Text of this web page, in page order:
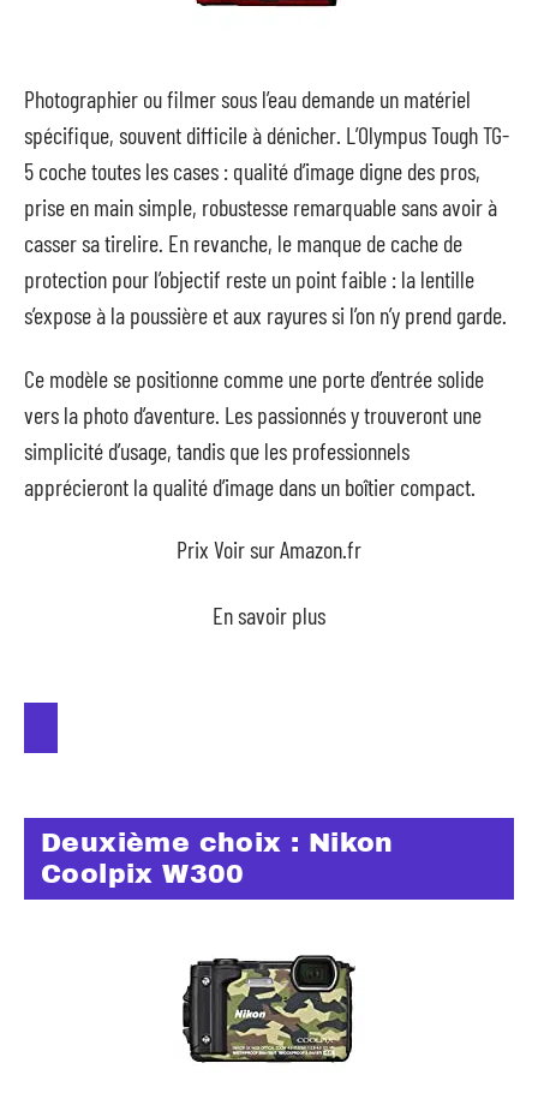
Photographier ou filmer sous l’eau demande un matériel
spécifique, souvent difficile à dénicher. L’Olympus Tough TG-
5 coche toutes les cases : qualité d’image digne des pros,
prise en main simple, robustesse remarquable sans avoir à
casser sa tirelire. En revanche, le manque de cache de
protection pour l’objectif reste un point faible : la lentille
s’expose à la poussière et aux rayures si l’on n’y prend garde.
Ce modèle se positionne comme une porte d’entrée solide
vers la photo d’aventure. Les passionnés y trouveront une
simplicité d’usage, tandis que les professionnels
apprécieront la qualité d’image dans un boîtier compact.
Prix Voir sur Amazon.fr
En savoir plus
Deuxième choix : Nikon
Coolpix W300